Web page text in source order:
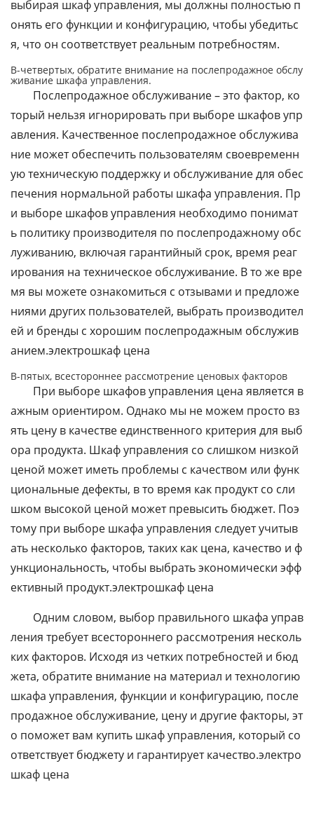
выбирая шкаф управления, мы должны полностью п
онять его функции и конфигурацию, чтобы убедитьс
я, что он соответствует реальным потребностям.
В-четвертых, обратите внимание на послепродажное обслу
живание шкафа управления.
Послепродажное обслуживание – это фактор, ко
торый нельзя игнорировать при выборе шкафов упр
авления. Качественное послепродажное обслужива
ние может обеспечить пользователям своевременн
ую техническую поддержку и обслуживание для обес
печения нормальной работы шкафа управления. Пр
и выборе шкафов управления необходимо понимат
ь политику производителя по послепродажному обс
луживанию, включая гарантийный срок, время реаг
ирования на техническое обслуживание. В то же вре
мя вы можете ознакомиться с отзывами и предложе
ниями других пользователей, выбрать производител
ей и бренды с хорошим послепродажным обслужив
анием.электрошкаф цена
В-пятых, всестороннее рассмотрение ценовых факторов
При выборе шкафов управления цена является в
ажным ориентиром. Однако мы не можем просто вз
ять цену в качестве единственного критерия для выб
ора продукта. Шкаф управления со слишком низкой
ценой может иметь проблемы с качеством или функ
циональные дефекты, в то время как продукт со сли
шком высокой ценой может превысить бюджет. Поэ
тому при выборе шкафа управления следует учитыв
ать несколько факторов, таких как цена, качество и ф
ункциональность, чтобы выбрать экономически эфф
ективный продукт.электрошкаф цена
Одним словом, выбор правильного шкафа управ
ления требует всестороннего рассмотрения несколь
ких факторов. Исходя из четких потребностей и бюд
жета, обратите внимание на материал и технологию
шкафа управления, функции и конфигурацию, после
продажное обслуживание, цену и другие факторы, эт
о поможет вам купить шкаф управления, который со
ответствует бюджету и гарантирует качество.электро
шкаф цена